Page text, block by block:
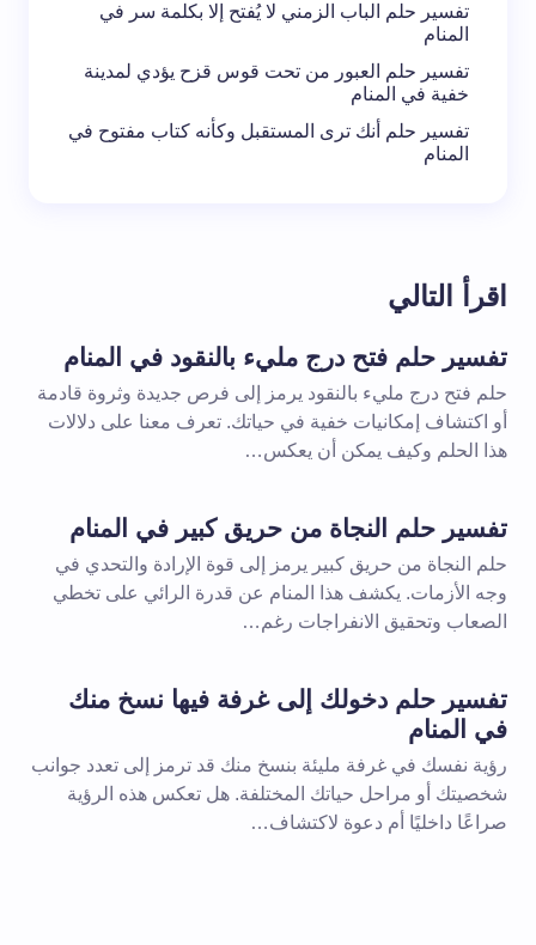
تفسير حلم الباب الزمني لا يُفتح إلا بكلمة سر في
المنام
تفسير حلم العبور من تحت قوس قزح يؤدي لمدينة
خفية في المنام
تفسير حلم أنك ترى المستقبل وكأنه كتاب مفتوح في
المنام
اقرأ التالي
تفسير حلم فتح درج مليء بالنقود في المنام
حلم فتح درج مليء بالنقود يرمز إلى فرص جديدة وثروة قادمة
أو اكتشاف إمكانيات خفية في حياتك. تعرف معنا على دلالات
هذا الحلم وكيف يمكن أن يعكس…
تفسير حلم النجاة من حريق كبير في المنام
حلم النجاة من حريق كبير يرمز إلى قوة الإرادة والتحدي في
وجه الأزمات. يكشف هذا المنام عن قدرة الرائي على تخطي
الصعاب وتحقيق الانفراجات رغم…
تفسير حلم دخولك إلى غرفة فيها نسخ منك
في المنام
رؤية نفسك في غرفة مليئة بنسخ منك قد ترمز إلى تعدد جوانب
شخصيتك أو مراحل حياتك المختلفة. هل تعكس هذه الرؤية
صراعًا داخليًا أم دعوة لاكتشاف…